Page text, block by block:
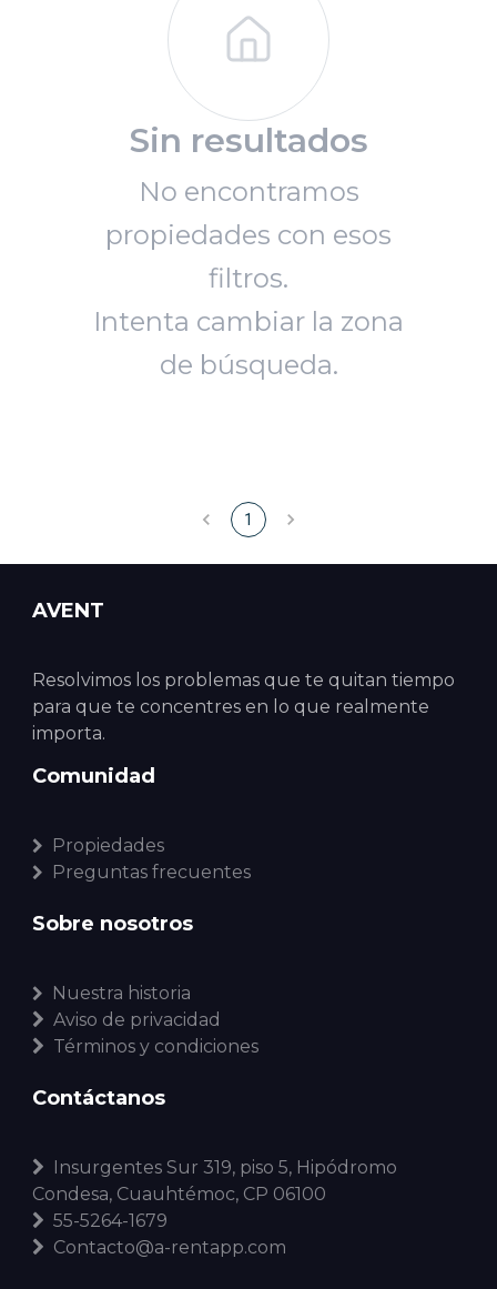
Sin resultados
No encontramos
propiedades con esos
filtros.
Intenta cambiar la zona
de búsqueda.
1
AVENT
Resolvimos los problemas que te quitan tiempo
para que te concentres en lo que realmente
importa.
Comunidad
Propiedades
Preguntas frecuentes
Sobre nosotros
Nuestra historia
Aviso de privacidad
Términos y condiciones
Contáctanos
Insurgentes Sur 319, piso 5, Hipódromo
Condesa, Cuauhtémoc, CP 06100
55-5264-1679
Contacto@a-rentapp.com